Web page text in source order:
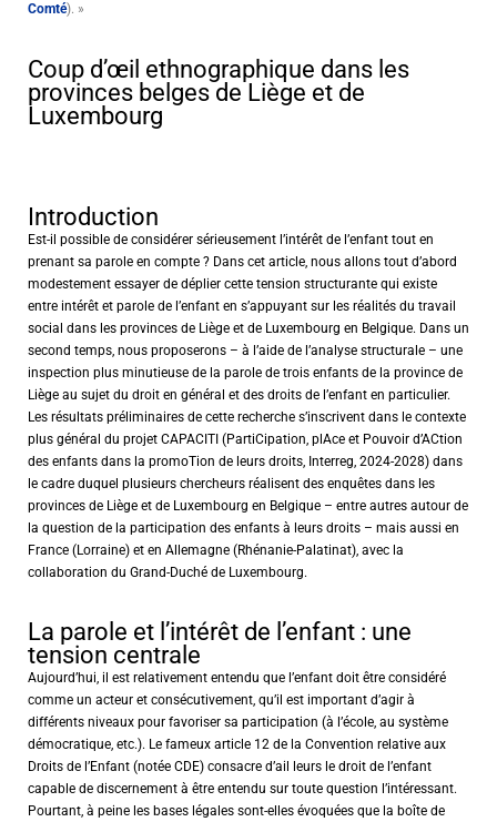
Comté). »
Coup d’œil ethnographique dans les
provinces belges de Liège et de
Luxembourg
Introduction
Est-il possible de considérer sérieusement l’intérêt de l’enfant tout en
prenant sa parole en compte ? Dans cet article, nous allons tout d’abord
modestement essayer de déplier cette tension structurante qui existe
entre intérêt et parole de l’enfant en s’appuyant sur les réalités du travail
social dans les provinces de Liège et de Luxembourg en Belgique. Dans un
second temps, nous proposerons – à l’aide de l’analyse structurale – une
inspection plus minutieuse de la parole de trois enfants de la province de
Liège au sujet du droit en général et des droits de l’enfant en particulier.
Les résultats préliminaires de cette recherche s’inscrivent dans le contexte
plus général du projet CAPACITI (PartiCipation, plAce et Pouvoir d’ACtion
des enfants dans la promoTion de leurs droits, Interreg, 2024-2028) dans
le cadre duquel plusieurs chercheurs réalisent des enquêtes dans les
provinces de Liège et de Luxembourg en Belgique – entre autres autour de
la question de la participation des enfants à leurs droits – mais aussi en
France (Lorraine) et en Allemagne (Rhénanie-Palatinat), avec la
collaboration du Grand-Duché de Luxembourg.
La parole et l’intérêt de l’enfant : une
tension centrale
Aujourd’hui, il est relativement entendu que l’enfant doit être considéré
comme un acteur et consécutivement, qu’il est important d’agir à
différents niveaux pour favoriser sa participation (à l’école, au système
démocratique, etc.). Le fameux article 12 de la Convention relative aux
Droits de l’Enfant (notée CDE) consacre d’ail leurs le droit de l’enfant
capable de discernement à être entendu sur toute question l’intéressant.
Pourtant, à peine les bases légales sont-elles évoquées que la boîte de